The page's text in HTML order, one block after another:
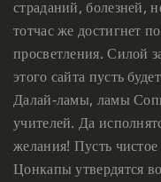
страданий, болезней,
тотчас же достигнет
просветления. Силой
этого сайта пусть
Далай-ламы, ламы
учителей. Да
желания! Пусть
Цонкапы утвердятся